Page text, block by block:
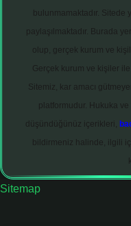
bulunmamaktadır. Sitede
paylaşılmaktadır. Burada
olup, gerçek kurum ve
Gerçek kurum ve kişiler
Sitemiz, kar amacı
platformudur. Hukuka ve
düşündüğünüz içerikleri,
bildirmeniz halinde, ilgili
Sitemap